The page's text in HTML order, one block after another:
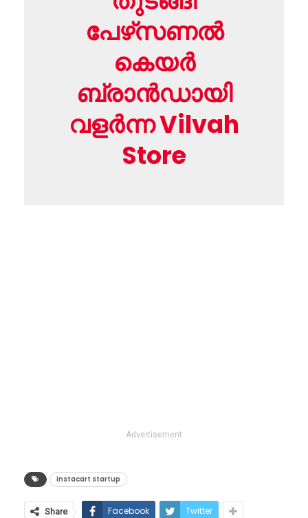
പേഴ്‌സണൽ
കെയർ
ബ്രാൻഡായി
വളർന്ന Vilvah
Store
Advertisement
instacart startup
Share Facebook Twitter